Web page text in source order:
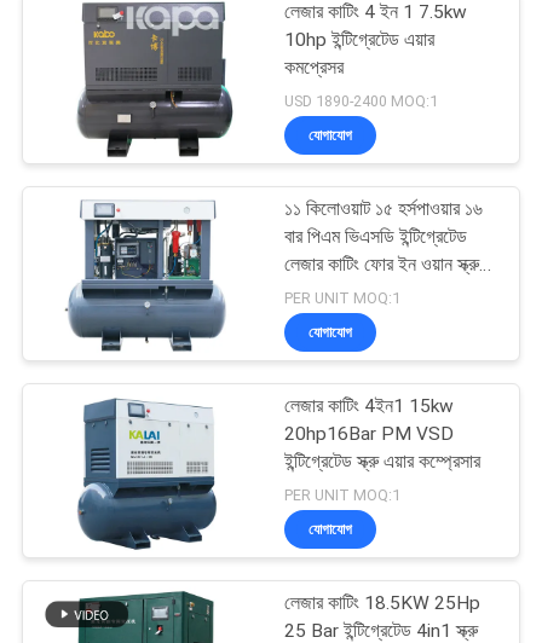
শিল্প স্ক্রু এয়ার সংক্ষেপক
পোর্টেবল স্ক্রু এয়ার সংক্ষেপক
38
সংকুচিত এয়ার ট্রিটমেন্ট
সরঞ্জাম
16
লেজার কাটিং 4 ইন 1 7.5kw
10hp ইন্টিগ্রেটেড এয়ার
কমপ্রেসর
USD 1890-2400 MOQ:1
যোগাযোগ
১১ কিলোওয়াট ১৫ হর্সপাওয়ার ১৬
বার পিএম ভিএসডি ইন্টিগ্রেটেড
লেজার কাটিং ফোর ইন ওয়ান স্ক্রু
এয়ার কম্প্রেসার
PER UNIT MOQ:1
যোগাযোগ
লেজার কাটিং 4ইন1 15kw
20hp16Bar PM VSD
ইন্টিগ্রেটেড স্ক্রু এয়ার কম্প্রেসার
PER UNIT MOQ:1
যোগাযোগ
লেজার কাটিং 18.5KW 25Hp
25 Bar ইন্টিগ্রেটেড 4in1 স্ক্রু